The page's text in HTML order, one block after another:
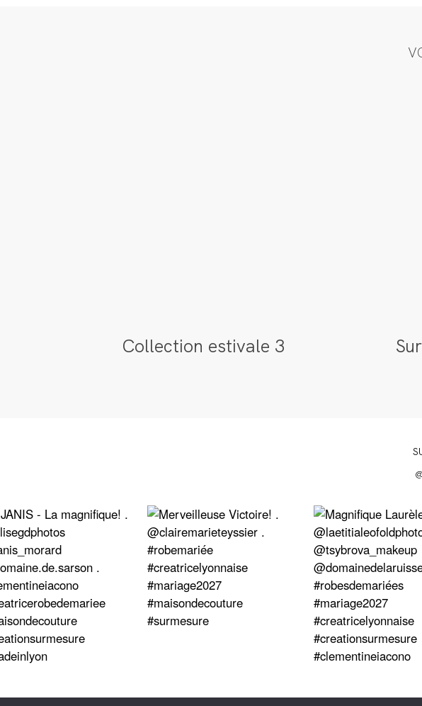
Collection estivale 3